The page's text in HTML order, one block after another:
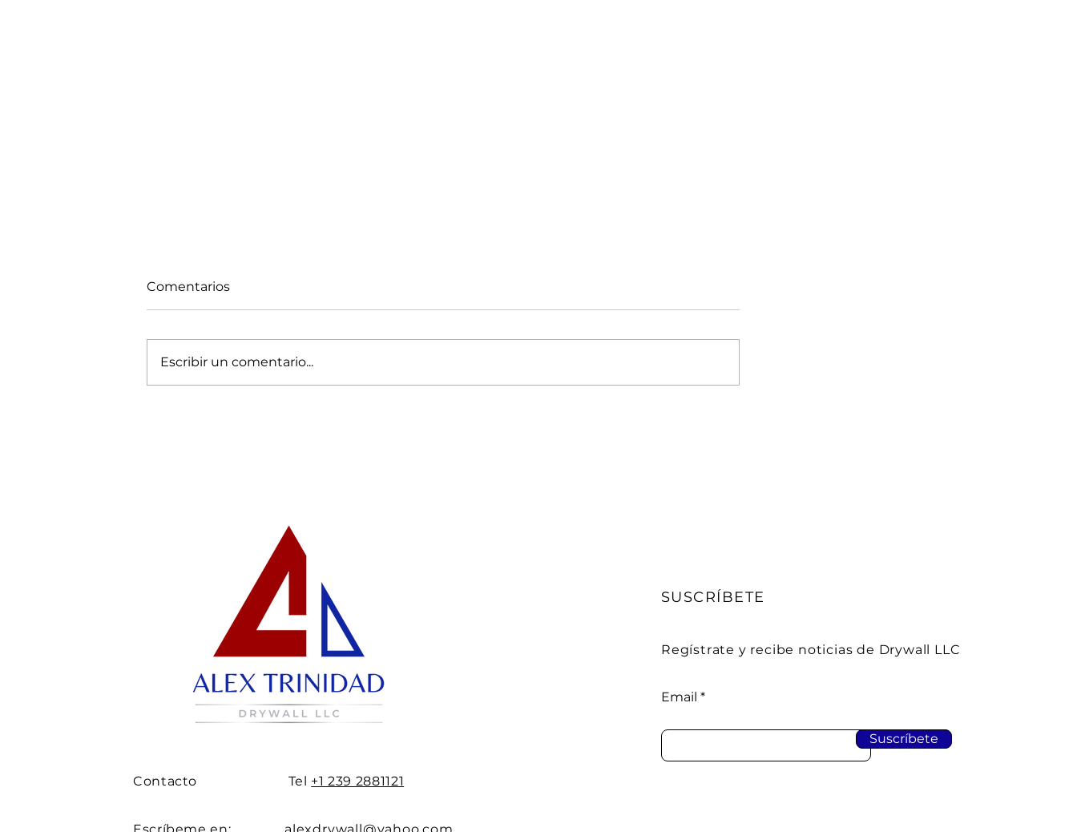
Comentarios
Escribir un comentario...
Contacto Tel +1 239 2881121
SUSCRÍBETE
Regístrate y recibe noticias de Drywall LLC
Email
Suscríbete